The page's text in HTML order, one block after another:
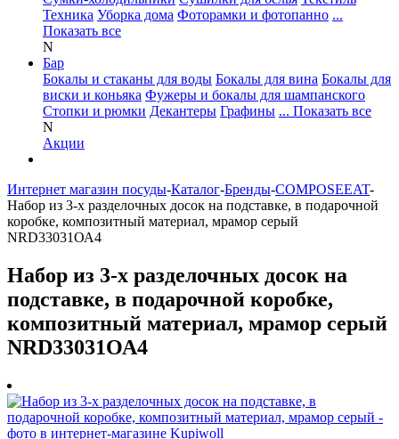
Техника Уборка дома Фоторамки и фотопанно ...
Показать все
N
Бар
Бокалы и стаканы для воды Бокалы для вина Бокалы для
виски и коньяка Фужеры и бокалы для шампанского
Стопки и рюмки Декантеры Графины ... Показать все
N
Акции
Интернет магазин посуды-Каталог-Бренды-COMPOSEEAT-
Набор из 3-х разделочных досок на подставке, в подарочной
коробке, композитный материал, мрамор серый
NRD33031ОА4
Набор из 3-х разделочных досок на
подставке, в подарочной коробке,
композитный материал, мрамор серый
NRD33031ОА4